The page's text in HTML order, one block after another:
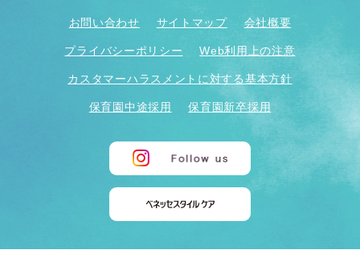
千葉県 全域
埼玉県 埼玉県 全域
兵庫県 兵庫県 全域
お問い合わせ サイトマップ 会社概要
プライバシーポリシー Web利用上の注意
カスタマーハラスメントに対する基本方針
保育園中途採用 保育園新卒採用